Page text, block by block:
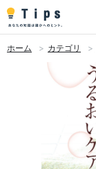
ホーム カテゴリ